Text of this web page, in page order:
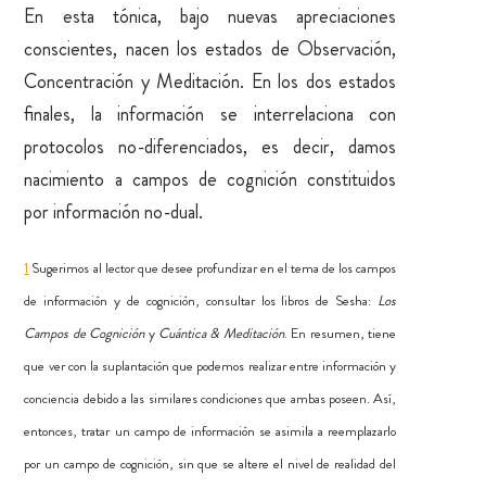
En esta tónica, bajo nuevas apreciaciones
conscientes, nacen los estados de Observación,
Concentración y Meditación. En los dos estados
finales, la información se interrelaciona con
protocolos no-diferenciados, es decir, damos
nacimiento a campos de cognición constituidos
por información no-dual.
1 Sugerimos al lector que desee profundizar en el tema de los campos
de información y de cognición, consultar los libros de Sesha: Los
Campos de Cognicióny Cuántica & Meditación. En resumen, tiene
que ver con la suplantación que podemos realizar entre información y
conciencia debido a las similares condiciones que ambas poseen. Así,
entonces, tratar un campo de información se asimila a reemplazarlo
por un campo de cognición, sin que se altere el nivel de realidad del